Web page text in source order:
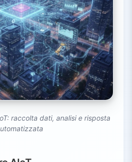
raccolta dati, analisi e risposta